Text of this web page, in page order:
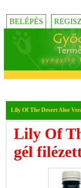
BELÉPÉS
Lily Of The Desert Aloe
Lily Of
gél